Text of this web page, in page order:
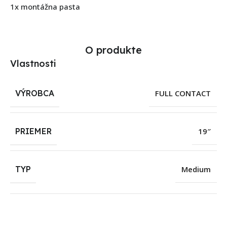
1x montážna pasta
O produkte
Vlastnosti
VÝROBCA FULL CONTACT
PRIEMER 19″
TYP Medium